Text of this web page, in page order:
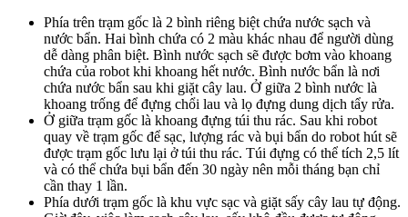
Phía trên trạm gốc là 2 bình riêng biệt chứa nước sạch và
nước bẩn. Hai bình chứa có 2 màu khác nhau để người dùng
dễ dàng phân biệt. Bình nước sạch sẽ được bơm vào khoang
chứa của robot khi khoang hết nước. Bình nước bẩn là nơi
chứa nước bẩn sau khi giặt cây lau. Ở giữa 2 bình nước là
khoang trống để đựng chổi lau và lọ đựng dung dịch tẩy rửa.
Ở giữa trạm gốc là khoang đựng túi thu rác. Sau khi robot
quay về trạm gốc để sạc, lượng rác và bụi bẩn do robot hút sẽ
được trạm gốc lưu lại ở túi thu rác. Túi đựng có thể tích 2,5 lít
và có thể chứa bụi bẩn đến 30 ngày nên mỗi tháng bạn chỉ
cần thay 1 lần.
Phía dưới trạm gốc là khu vực sạc và giặt sấy cây lau tự động.